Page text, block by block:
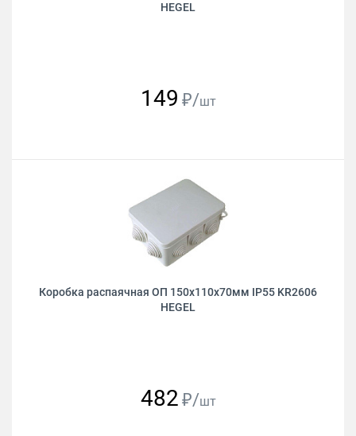
HEGEL
149 ₽/шт
Коробка распаячная ОП 150х110х70мм IP55 KR2606
HEGEL
482 ₽/шт